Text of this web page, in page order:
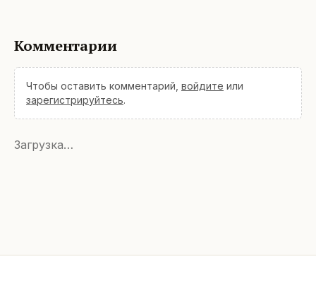
Комментарии
Чтобы оставить комментарий, войдите или
зарегистрируйтесь.
Загрузка…